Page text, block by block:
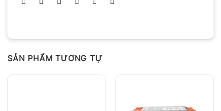
SẢN PHẨM TƯƠNG TỰ